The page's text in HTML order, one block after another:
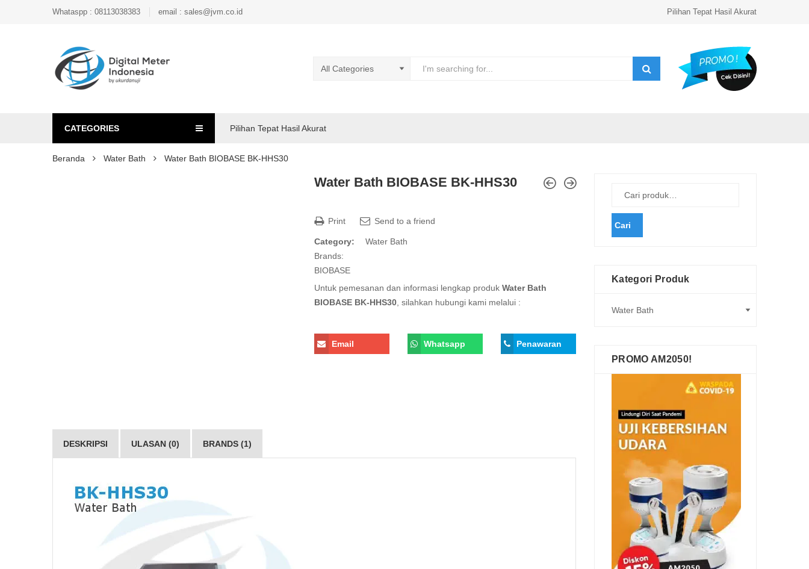
Whataspp : 08113038383 email : sales@jvm.co.id Pilihan Tepat Hasil Akurat
CATEGORIES Pilihan Tepat Hasil Akurat
Beranda Water Bath Water Bath BIOBASE BK-HHS30
Water Bath BIOBASE BK-HHS30
Print Send to a friend
Category:
Water Bath
Brands:
BIOBASE
Untuk pemesanan dan informasi lengkap produk Water Bath
BIOBASE BK-HHS30 , silahkan hubungi kami melalui :
Email Whatsapp Penawaran
DESKRIPSI ULASAN (0) BRANDS (1)
Cari
Kategori Produk
PROMO AM2050!